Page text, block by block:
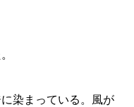
染まっている。風が